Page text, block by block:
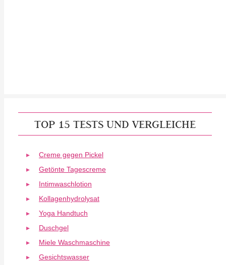
TOP 15 TESTS UND VERGLEICHE
Creme gegen Pickel
Getönte Tagescreme
Intimwaschlotion
Kollagenhydrolysat
Yoga Handtuch
Duschgel
Miele Waschmaschine
Gesichtswasser